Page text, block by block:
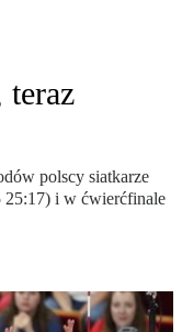
teraz
polscy siatkarze
25:17) i w ćwierćfinale